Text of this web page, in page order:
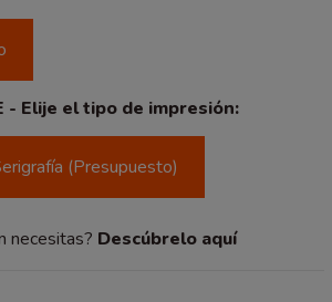
- Elije el tipo de impresión:
(Presupuesto)
necesitas? Descúbrelo aquí